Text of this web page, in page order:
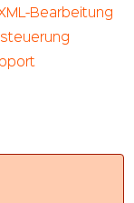
Bearbeitung